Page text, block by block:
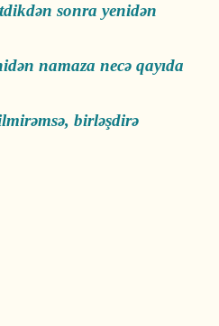
sonra yenidən
namaza necə qayıda
birləşdirə